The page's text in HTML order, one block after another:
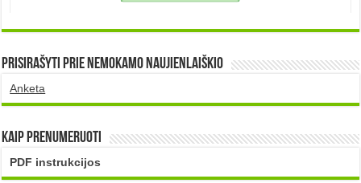
Prisirašyti prie nemokamo naujienlaiškio
Anketa
Kaip prenumeruoti
PDF instrukcijos